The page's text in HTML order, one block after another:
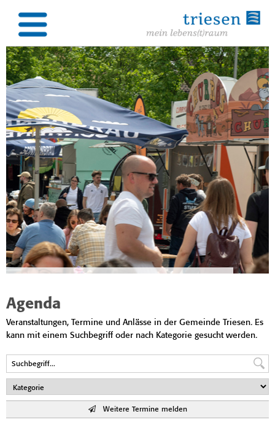
Agenda
Veranstaltungen, Termine und Anlässe in der Gemeinde Triesen. Es
kann mit einem Suchbegriff oder nach Kategorie gesucht werden.
Weitere Termine melden